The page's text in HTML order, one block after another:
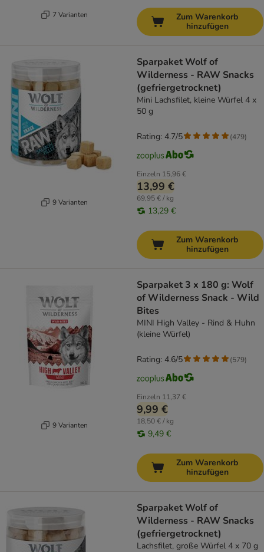
7 Varianten
Zum Warenkorb
hinzufügen
9 Varianten
Sparpaket Wolf of
Wilderness - RAW Snacks
(gefriergetrocknet)
Mini Lachsfilet, kleine Würfel 4 x
50 g
Einzeln 15,96 €
13,99 €
69,95 € / kg
13,29 €
Rating: 4.7/5 (479)
Zum Warenkorb
hinzufügen
9 Varianten
Sparpaket 3 x 180 g: Wolf
of Wilderness Snack - Wild
Bites
MINI High Valley - Rind & Huhn
(kleine Würfel)
Einzeln 11,37 €
9,99 €
18,50 € / kg
9,49 €
Rating: 4.6/5 (579)
Zum Warenkorb
hinzufügen
Sparpaket Wolf of
Wilderness - RAW Snacks
(gefriergetrocknet)
Lachsfilet, große Würfel 4 x 70 g